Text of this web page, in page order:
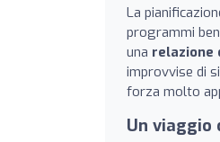
La
programmi
una relazione
improvvise di
forza molto
Un viaggio